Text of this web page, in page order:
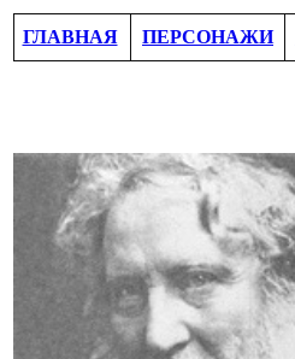
ГЛАВНАЯ ПЕРСОНАЖИ